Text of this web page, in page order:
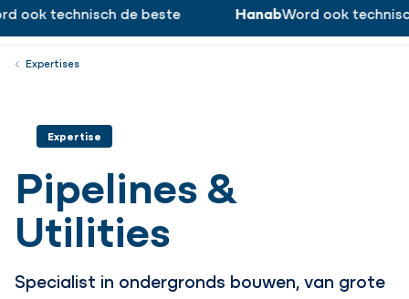
Word ook technisch de beste!
ook technisch de beste HanabWord ook technisch
Werken bij Menu
Expertises
Expertise
Pipelines &
Utilities
Specialist in ondergronds bouwen, van grote